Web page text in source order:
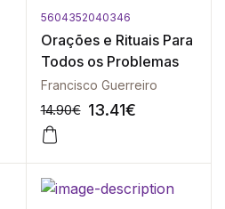
5604352040346
Orações e Rituais Para
Todos os Problemas
Francisco Guerreiro
14.90€ 13.41€